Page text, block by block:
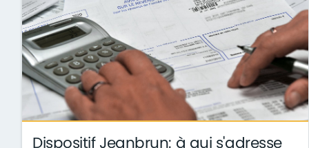
Dispositif Jeanbrun: à qui s'adresse